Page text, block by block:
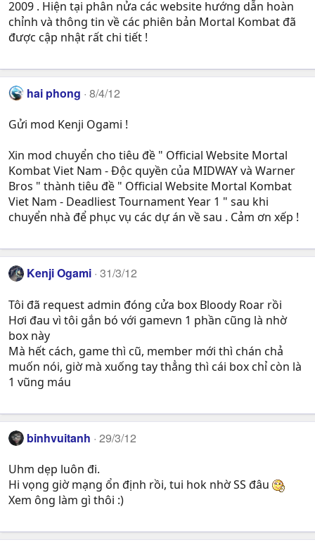
2009 . Hiện tại phân nửa các website hướng dẫn hoàn
chỉnh và thông tin về các phiên bản Mortal Kombat đã
được cập nhật rất chi tiết !
hai phong 8/4/12
Gửi mod Kenji Ogami !
Xin mod chuyển cho tiêu đề " Official Website Mortal
Kombat Viet Nam - Độc quyền của MIDWAY và Warner
Bros " thành tiêu đề " Official Website Mortal Kombat
Viet Nam - Deadliest Tournament Year 1 " sau khi
chuyển nhà để phục vụ các dự án về sau . Cảm ơn xếp !
Kenji Ogami 31/3/12
Tôi đã request admin đóng cửa box Bloody Roar rồi
Hơi đau vì tôi gắn bó với gamevn 1 phần cũng là nhờ
box này
Mà hết cách, game thì cũ, member mới thì chán chả
muốn nói, giờ mà xuống tay thẳng thì cái box chỉ còn là
1 vũng máu
binhvuitanh 29/3/12
Uhm dẹp luôn đi.
Hi vọng giờ mạng ổn định rồi, tui hok nhờ SS đâu
Xem ông làm gì thôi :)